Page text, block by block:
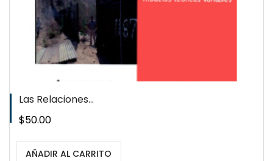
Las Relaciones...
Precio
$50.00
AÑADIR AL CARRITO